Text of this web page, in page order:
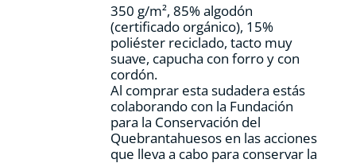
página
de
producto
350 g/m², 85% algodón
(certificado orgánico), 15%
poliéster reciclado, tacto muy
suave, capucha con forro y con
cordón.
Al comprar esta sudadera estás
colaborando con la Fundación
para la Conservación del
Quebrantahuesos en las acciones
que lleva a cabo para conservar la